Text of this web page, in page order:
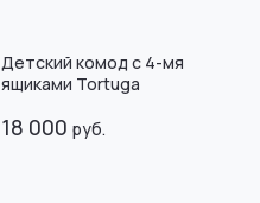
Детский комод с 4-мя
ящиками Tortuga
18 000 руб.